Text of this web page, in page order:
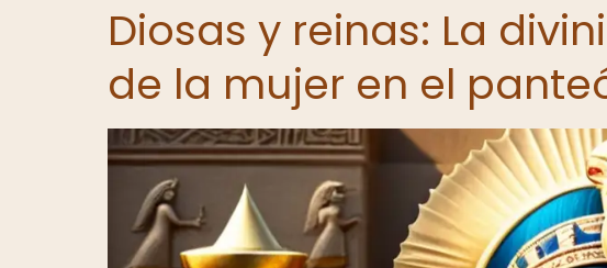
Diosas y reinas: La
de la mujer en el